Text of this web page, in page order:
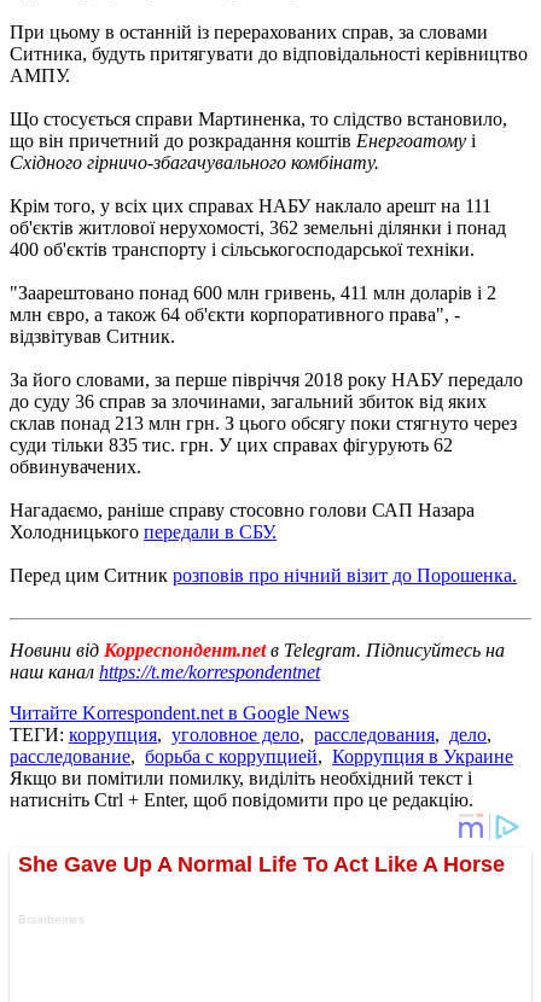
При цьому в останній із перерахованих справ, за словами
Ситника, будуть притягувати до відповідальності керівництво
АМПУ.
Що стосується справи Мартиненка, то слідство встановило,
що він причетний до розкрадання коштів Енергоатому і
Східного гірничо-збагачувального комбінату.
Крім того, у всіх цих справах НАБУ наклало арешт на 111
об'єктів житлової нерухомості, 362 земельні ділянки і понад
400 об'єктів транспорту і сільськогосподарської техніки.
"Заарештовано понад 600 млн гривень, 411 млн доларів і 2
млн євро, а також 64 об'єкти корпоративного права", -
відзвітував Ситник.
За його словами, за перше півріччя 2018 року НАБУ передало
до суду 36 справ за злочинами, загальний збиток від яких
склав понад 213 млн грн. З цього обсягу поки стягнуто через
суди тільки 835 тис. грн. У цих справах фігурують 62
обвинувачених.
Нагадаємо, раніше справу стосовно голови САП Назара
Холодницького передали в СБУ.
Перед цим Ситник розповів про нічний візит до Порошенка.
Новини від Корреспондент.netв Telegram. Підписуйтесь на
наш канал https://t.me/korrespondentnet
Читайте Korrespondent.net в Google News
ТЕГИ: коррупция, уголовное дело, расследования, дело,
расследование, борьба с коррупцией, Коррупция в Украине
Якщо ви помітили помилку, виділіть необхідний текст і
натисніть Ctrl + Enter, щоб повідомити про це редакцію.